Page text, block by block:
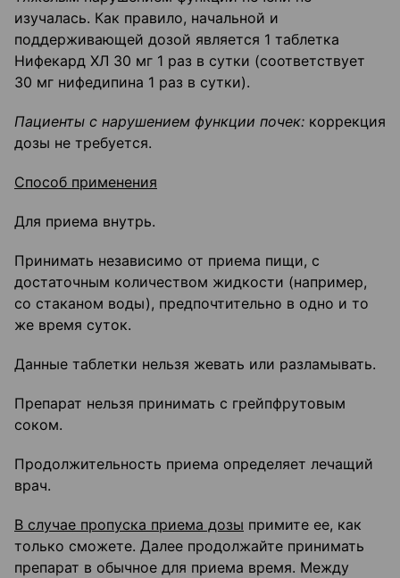
изучалась. Как правило, начальной и
поддерживающей дозой является 1 таблетка
Нифекард ХЛ 30 мг 1 раз в сутки (соответствует
30 мг нифедипина 1 раз в сутки).
Пациенты с нарушением функции почек: коррекция
дозы не требуется.
Способ применения
Для приема внутрь.
Принимать независимо от приема пищи, с
достаточным количеством жидкости (например,
со стаканом воды), предпочтительно в одно и то
же время суток.
Данные таблетки нельзя жевать или разламывать.
Препарат нельзя принимать с грейпфрутовым
соком.
Продолжительность приема определяет лечащий
врач.
В случае пропуска приема дозы примите ее, как
только сможете. Далее продолжайте принимать
препарат в обычное для приема время. Между